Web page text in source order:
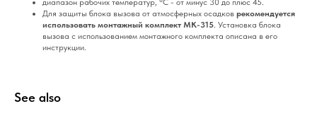
диапазон рабочих температур, °C - от минус 30 до плюс 45.
Для защиты блока вызова от атмосферных осадков рекомендуется
использовать монтажный комплект МК-315. Установка блока
вызова с использованием монтажного комплекта описана в его
инструкции.
See also